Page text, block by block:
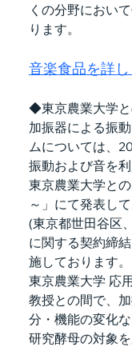
くの分野におい
ります。
音楽食品を詳
◆東京農業大学
加振器による振
ムについては、
振動および音を
東京農業大学と
～」にて発表し
(東京都世田谷区
に関する契約締
施しております。
東京農業大学 応
教授との間で、
分・機能の変化
研究酵母の対象